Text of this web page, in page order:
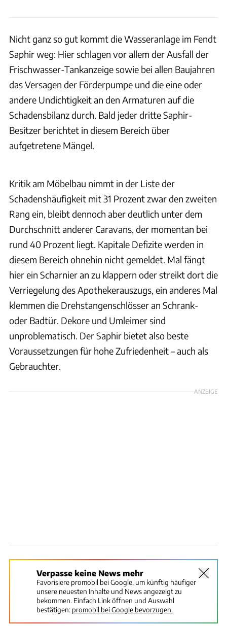
Nicht ganz so gut kommt die Wasseranlage im Fendt
Saphir weg: Hier schlagen vor allem der Ausfall der
Frischwasser-Tankanzeige sowie bei allen Baujahren
das Versagen der Förderpumpe und die eine oder
andere Undichtigkeit an den Armaturen auf die
Schadensbilanz durch. Bald jeder dritte Saphir-
Besitzer berichtet in diesem Bereich über
aufgetretene Mängel.
Kritik am Möbelbau nimmt in der Liste der
Schadenshäufigkeit mit 31 Prozent zwar den zweiten
Rang ein, bleibt dennoch aber deutlich unter dem
Durchschnitt anderer Caravans, der momentan bei
rund 40 Prozent liegt. Kapitale Defizite werden in
diesem Bereich ohnehin nicht gemeldet. Mal fängt
hier ein Scharnier an zu klappern oder streikt dort die
Verriegelung des Apothekerauszugs, ein anderes Mal
klemmen die Drehstangenschlösser an Schrank-
oder Badtür. Dekore und Umleimer sind
unproblematisch. Der Saphir bietet also beste
Voraussetzungen für hohe Zufriedenheit – auch als
Gebrauchter.
ANZEIGE
Verpasse keine News mehr
Favorisiere promobil bei Google, um künftig häufiger
unsere neuesten Inhalte und News angezeigt zu
bekommen. Einfach Link öffnen und Auswahl
bestätigen: promobil bei Google bevorzugen.